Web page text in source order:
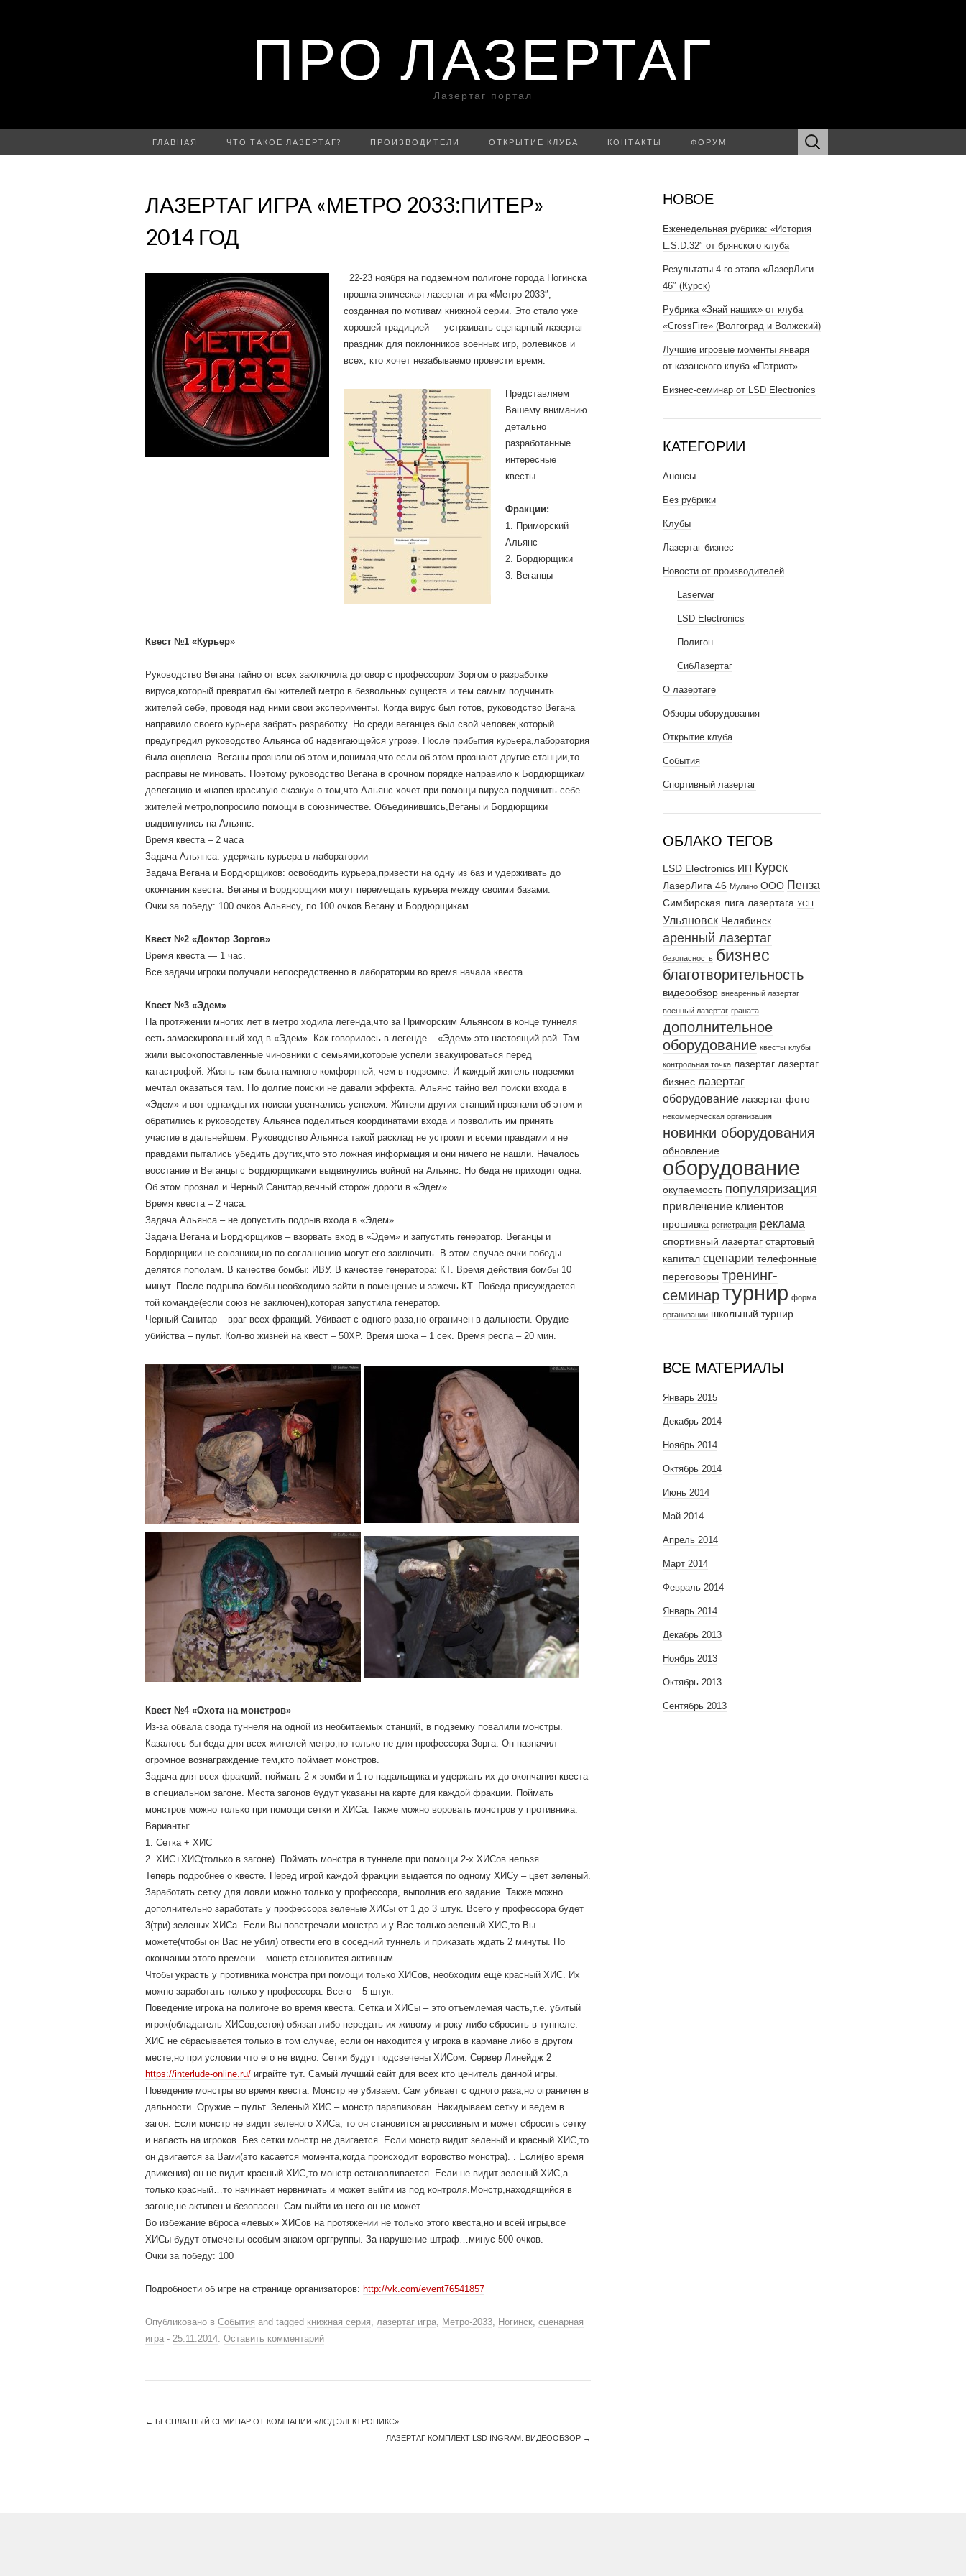
ПРО ЛАЗЕРТАГ
Лазертаг портал
ГЛАВНАЯ ЧТО ТАКОЕ ЛАЗЕРТАГ? ПРОИЗВОДИТЕЛИ ОТКРЫТИЕ КЛУБА КОНТАКТЫ ФОРУМ Найти:
ЛАЗЕРТАГ ИГРА «МЕТРО 2033:ПИТЕР»
2014 ГОД
22-23 ноября на подземном полигоне города Ногинска
прошла эпическая лазертаг игра «Метро 2033″,
созданная по мотивам книжной серии. Это стало уже
хорошей традицией — устраивать сценарный лазертаг
праздник для поклонников военных игр, ролевиков и
всех, кто хочет незабываемо провести время.
Представляем
Вашему вниманию
детально
разработанные
интересные
квесты.
Фракции:
1. Приморский
Альянс
2. Бордюрщики
3. Веганцы
Квест №1 «Курьер»
Руководство Вегана тайно от всех заключила договор с профессором Зоргом о разработке
вируса,который превратил бы жителей метро в безвольных существ и тем самым подчинить
жителей себе, проводя над ними свои эксперименты. Когда вирус был готов, руководство Вегана
направило своего курьера забрать разработку. Но среди веганцев был свой человек,который
предупредил руководство Альянса об надвигающейся угрозе. После прибытия курьера,лаборатория
была оцеплена. Веганы прознали об этом и,понимая,что если об этом прознают другие станции,то
расправы не миновать. Поэтому руководство Вегана в срочном порядке направило к Бордюрщикам
делегацию и «напев красивую сказку» о том,что Альянс хочет при помощи вируса подчинить себе
жителей метро,попросило помощи в союзничестве. Объединившись,Веганы и Бордюрщики
выдвинулись на Альянс.
Время квеста – 2 часа
Задача Альянса: удержать курьера в лаборатории
Задача Вегана и Бордюрщиков: освободить курьера,привести на одну из баз и удерживать до
окончания квеста. Веганы и Бордюрщики могут перемещать курьера между своими базами.
Очки за победу: 100 очков Альянсу, по 100 очков Вегану и Бордюрщикам.
Квест №2 «Доктор Зоргов»
Время квеста — 1 час.
Все задачи игроки получали непосредственно в лаборатории во время начала квеста.
Квест №3 «Эдем»
На протяжении многих лет в метро ходила легенда,что за Приморским Альянсом в конце туннеля
есть замаскированный ход в «Эдем». Как говорилось в легенде – «Эдем» это настоящий рай. Там
жили высокопоставленные чиновники с семьями,которые успели эвакуироваться перед
катастрофой. Жизнь там была намного комфортней, чем в подземке. И каждый житель подземки
мечтал оказаться там. Но долгие поиски не давали эффекта. Альянс тайно вел поиски входа в
«Эдем» и вот однажды их поиски увенчались успехом. Жители других станций прознали об этом и
обратились к руководству Альянса поделиться координатами входа и позволить им принять
участие в дальнейшем. Руководство Альянса такой расклад не устроил и всеми правдами и не
правдами пытались убедить других,что это ложная информация и они ничего не нашли. Началось
восстание и Веганцы с Бордюрщиками выдвинулись войной на Альянс. Но беда не приходит одна.
Об этом прознал и Черный Санитар,вечный сторож дороги в «Эдем».
Время квеста – 2 часа.
Задача Альянса – не допустить подрыв входа в «Эдем»
Задача Вегана и Бордюрщиков – взорвать вход в «Эдем» и запустить генератор. Веганцы и
Бордюрщики не союзники,но по соглашению могут его заключить. В этом случае очки победы
делятся пополам. В качестве бомбы: ИВУ. В качестве генератора: КТ. Время действия бомбы 10
минут. После подрыва бомбы необходимо зайти в помещение и зажечь КТ. Победа присуждается
той команде(если союз не заключен),которая запустила генератор.
Черный Санитар – враг всех фракций. Убивает с одного раза,но ограничен в дальности. Орудие
убийства – пульт. Кол-во жизней на квест – 50ХР. Время шока – 1 сек. Время респа – 20 мин.
Квест №4 «Охота на монстров»
Из-за обвала свода туннеля на одной из необитаемых станций, в подземку повалили монстры.
Казалось бы беда для всех жителей метро,но только не для профессора Зорга. Он назначил
огромное вознаграждение тем,кто поймает монстров.
Задача для всех фракций: поймать 2-х зомби и 1-го падальщика и удержать их до окончания квеста
в специальном загоне. Места загонов будут указаны на карте для каждой фракции. Поймать
монстров можно только при помощи сетки и ХИСа. Также можно воровать монстров у противника.
Варианты:
1. Сетка + ХИС
2. ХИС+ХИС(только в загоне). Поймать монстра в туннеле при помощи 2-х ХИСов нельзя.
Теперь подробнее о квесте. Перед игрой каждой фракции выдается по одному ХИСу – цвет зеленый.
Заработать сетку для ловли можно только у профессора, выполнив его задание. Также можно
дополнительно заработать у профессора зеленые ХИСы от 1 до 3 штук. Всего у профессора будет
3(три) зеленых ХИСа. Если Вы повстречали монстра и у Вас только зеленый ХИС,то Вы
можете(чтобы он Вас не убил) отвести его в соседний туннель и приказать ждать 2 минуты. По
окончании этого времени – монстр становится активным.
Чтобы украсть у противника монстра при помощи только ХИСов, необходим ещё красный ХИС. Их
можно заработать только у профессора. Всего – 5 штук.
Поведение игрока на полигоне во время квеста. Сетка и ХИСы – это отъемлемая часть,т.е. убитый
игрок(обладатель ХИСов,сеток) обязан либо передать их живому игроку либо сбросить в туннеле.
ХИС не сбрасывается только в том случае, если он находится у игрока в кармане либо в другом
месте,но при условии что его не видно. Сетки будут подсвечены ХИСом. Сервер Линейдж 2
https://interlude-online.ru/ играйте тут. Самый лучший сайт для всех кто ценитель данной игры.
Поведение монстры во время квеста. Монстр не убиваем. Сам убивает с одного раза,но ограничен в
дальности. Оружие – пульт. Зеленый ХИС – монстр парализован. Накидываем сетку и ведем в
загон. Если монстр не видит зеленого ХИСа, то он становится агрессивным и может сбросить сетку
и напасть на игроков. Без сетки монстр не двигается. Если монстр видит зеленый и красный ХИС,то
он двигается за Вами(это касается момента,когда происходит воровство монстра). . Если(во время
движения) он не видит красный ХИС,то монстр останавливается. Если не видит зеленый ХИС,а
только красный…то начинает нервничать и может выйти из под контроля.Монстр,находящийся в
загоне,не активен и безопасен. Сам выйти из него он не может.
Во избежание вброса «левых» ХИСов на протяжении не только этого квеста,но и всей игры,все
ХИСы будут отмечены особым знаком орггруппы. За нарушение штраф…минус 500 очков.
Очки за победу: 100
Подробности об игре на странице организаторов: http://vk.com/event76541857
Опубликовано в События and tagged книжная серия, лазертаг игра, Метро-2033, Ногинск, сценарная
игра - 25.11.2014. Оставить комментарий
← БЕСПЛАТНЫЙ СЕМИНАР ОТ КОМПАНИИ «ЛСД ЭЛЕКТРОНИКС»
ЛАЗЕРТАГ КОМПЛЕКТ LSD INGRAM. ВИДЕООБЗОР →
НОВОЕ
Еженедельная рубрика: «История
L.S.D.32″ от брянского клуба
Результаты 4-го этапа «ЛазерЛиги
46″ (Курск)
Рубрика «Знай наших» от клуба
«CrossFire» (Волгоград и Волжский)
Лучшие игровые моменты января
от казанского клуба «Патриот»
Бизнес-семинар от LSD Electronics
КАТЕГОРИИ
Анонсы
Без рубрики
Клубы
Лазертаг бизнес
Новости от производителей
Laserwar
LSD Electronics
Полигон
СибЛазертаг
О лазертаге
Обзоры оборудования
Открытие клуба
События
Спортивный лазертаг
ОБЛАКО ТЕГОВ
LSD Electronics ИП Курск
ЛазерЛига 46 Мулино ООО Пенза
Симбирская лига лазертага УСН
Ульяновск Челябинск
аренный лазертаг
безопасность бизнес
благотворительность
видеообзор внеаренный лазертаг
военный лазертаг граната
дополнительное
оборудование квесты клубы
контрольная точка лазертаг лазертаг
бизнес лазертаг
оборудование лазертаг фото
некоммерческая организация
новинки оборудования
обновление
оборудование
окупаемость популяризация
привлечение клиентов
прошивка регистрация реклама
спортивный лазертаг стартовый
капитал сценарии телефонные
переговоры тренинг-
семинартурнир форма
организации школьный турнир
ВСЕ МАТЕРИАЛЫ
Январь 2015
Декабрь 2014
Ноябрь 2014
Октябрь 2014
Июнь 2014
Май 2014
Апрель 2014
Март 2014
Февраль 2014
Январь 2014
Декабрь 2013
Ноябрь 2013
Октябрь 2013
Сентябрь 2013